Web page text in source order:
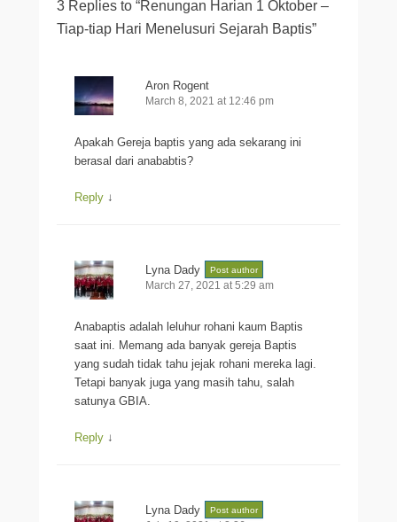
3 Replies to “Renungan Harian 1 Oktober –
Tiap-tiap Hari Menelusuri Sejarah Baptis”
Aron Rogent
March 8, 2021 at 12:46 pm
Apakah Gereja baptis yang ada sekarang ini
berasal dari anababtis?
Reply ↓
Lyna Dady Post author
March 27, 2021 at 5:29 am
Anabaptis adalah leluhur rohani kaum Baptis
saat ini. Memang ada banyak gereja Baptis
yang sudah tidak tahu jejak rohani mereka lagi.
Tetapi banyak juga yang masih tahu, salah
satunya GBIA.
Reply ↓
Lyna Dady Post author